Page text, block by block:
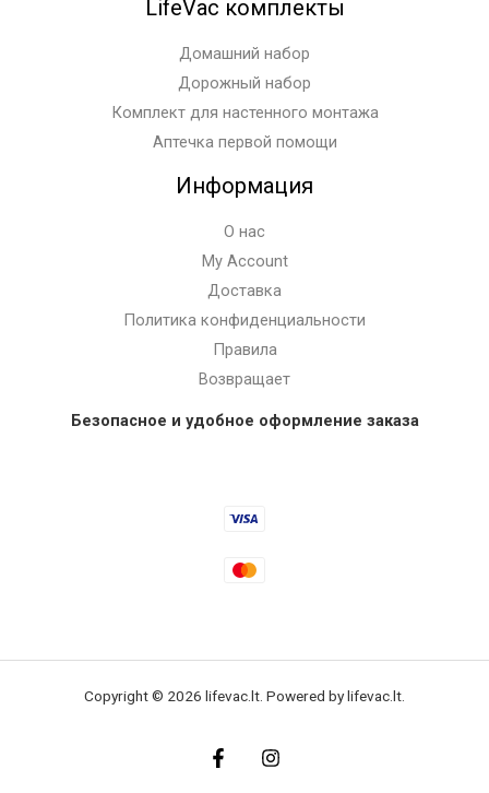
LifeVac комплекты
Домашний набор
Дорожный набор
Комплект для настенного монтажа
Аптечка первой помощи
Информация
О нас
My Account
Доставка
Политика конфиденциальности
Правила
Возвращает
Безопасное и удобное оформление заказа
Copyright © 2026 lifevac.lt. Powered by lifevac.lt.